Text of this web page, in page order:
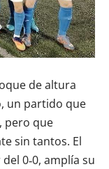
de altura
un partido que
pero que
sin tantos. El
0‑0, amplía su